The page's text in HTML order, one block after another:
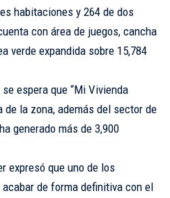
habitaciones y 264 de dos
con área de juegos, cancha
verde expandida sobre 15,784
espera que “Mi Vivienda
la zona, además del sector de
generado más de 3,900
expresó que uno de los
de forma definitiva con el